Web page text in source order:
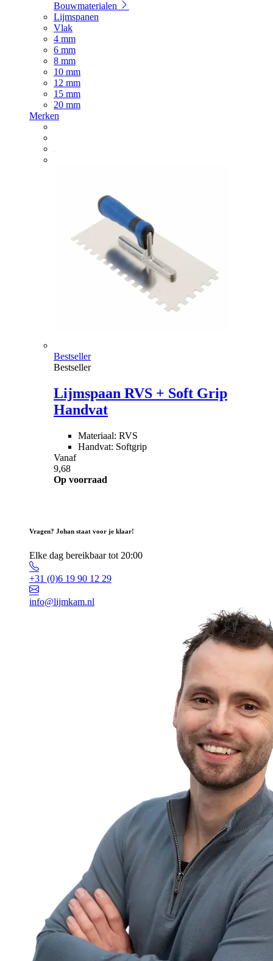
Bouwmaterialen
Lijmspanen
Vlak
4 mm
6 mm
8 mm
10 mm
12 mm
15 mm
20 mm
Merken
Bestseller
Bestseller
Lijmspaan RVS + Soft Grip
Handvat
Materiaal: RVS
Handvat: Softgrip
Vanaf
9,68
Op voorraad
Vragen? Johan staat voor je klaar!
Elke dag bereikbaar tot 20:00
+31 (0)6 19 90 12 29
info@lijmkam.nl